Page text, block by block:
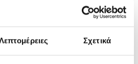
Σχετικά